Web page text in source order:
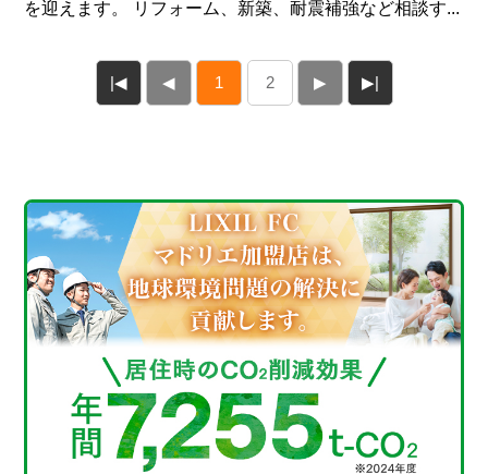
を迎えます。 リフォーム、新築、耐震補強など相談す...
|◀ ◀ 1 2 ▶ ▶|